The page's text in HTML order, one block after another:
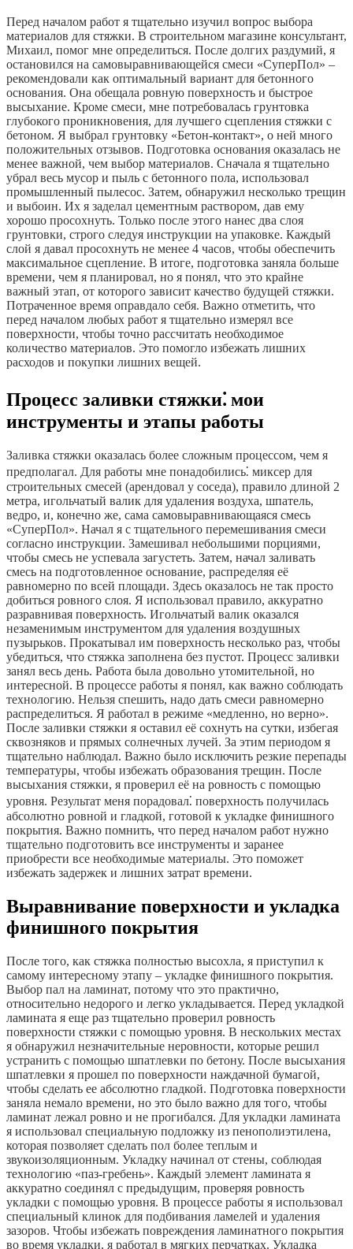
Перед началом работ я тщательно изучил вопрос выбора
материалов для стяжки. В строительном магазине консультант,
Михаил, помог мне определиться. После долгих раздумий, я
остановился на самовыравнивающейся смеси «СуперПол» –
рекомендовали как оптимальный вариант для бетонного
основания. Она обещала ровную поверхность и быстрое
высыхание. Кроме смеси, мне потребовалась грунтовка
глубокого проникновения, для лучшего сцепления стяжки с
бетоном. Я выбрал грунтовку «Бетон-контакт», о ней много
положительных отзывов. Подготовка основания оказалась не
менее важной, чем выбор материалов. Сначала я тщательно
убрал весь мусор и пыль с бетонного пола, использовал
промышленный пылесос. Затем, обнаружил несколько трещин
и выбоин. Их я заделал цементным раствором, дав ему
хорошо просохнуть. Только после этого нанес два слоя
грунтовки, строго следуя инструкции на упаковке. Каждый
слой я давал просохнуть не менее 4 часов, чтобы обеспечить
максимальное сцепление. В итоге, подготовка заняла больше
времени, чем я планировал, но я понял, что это крайне
важный этап, от которого зависит качество будущей стяжки.
Потраченное время оправдало себя. Важно отметить, что
перед началом любых работ я тщательно измерял все
поверхности, чтобы точно рассчитать необходимое
количество материалов. Это помогло избежать лишних
расходов и покупки лишних вещей.
Процесс заливки стяжки⁚ мои
инструменты и этапы работы
Заливка стяжки оказалась более сложным процессом, чем я
предполагал. Для работы мне понадобились⁚ миксер для
строительных смесей (арендовал у соседа), правило длиной 2
метра, игольчатый валик для удаления воздуха, шпатель,
ведро, и, конечно же, сама самовыравнивающаяся смесь
«СуперПол». Начал я с тщательного перемешивания смеси
согласно инструкции. Замешивал небольшими порциями,
чтобы смесь не успевала загустеть. Затем, начал заливать
смесь на подготовленное основание, распределяя её
равномерно по всей площади. Здесь оказалось не так просто
добиться ровного слоя. Я использовал правило, аккуратно
разравнивая поверхность. Игольчатый валик оказался
незаменимым инструментом для удаления воздушных
пузырьков. Прокатывал им поверхность несколько раз, чтобы
убедиться, что стяжка заполнена без пустот. Процесс заливки
занял весь день. Работа была довольно утомительной, но
интересной. В процессе работы я понял, как важно соблюдать
технологию. Нельзя спешить, надо дать смеси равномерно
распределиться. Я работал в режиме «медленно, но верно».
После заливки стяжки я оставил её сохнуть на сутки, избегая
сквозняков и прямых солнечных лучей. За этим периодом я
тщательно наблюдал. Важно было исключить резкие перепады
температуры, чтобы избежать образования трещин. После
высыхания стяжки, я проверил её на ровность с помощью
уровня. Результат меня порадовал⁚ поверхность получилась
абсолютно ровной и гладкой, готовой к укладке финишного
покрытия. Важно помнить, что перед началом работ нужно
тщательно подготовить все инструменты и заранее
приобрести все необходимые материалы. Это поможет
избежать задержек и лишних затрат времени.
Выравнивание поверхности и укладка
финишного покрытия
После того, как стяжка полностью высохла, я приступил к
самому интересному этапу – укладке финишного покрытия.
Выбор пал на ламинат, потому что это практично,
относительно недорого и легко укладывается. Перед укладкой
ламината я еще раз тщательно проверил ровность
поверхности стяжки с помощью уровня. В нескольких местах
я обнаружил незначительные неровности, которые решил
устранить с помощью шпатлевки по бетону. После высыхания
шпатлевки я прошел по поверхности наждачной бумагой,
чтобы сделать ее абсолютно гладкой. Подготовка поверхности
заняла немало времени, но это было важно для того, чтобы
ламинат лежал ровно и не прогибался. Для укладки ламината
я использовал специальную подложку из пенополиэтилена,
которая позволяет сделать пол более теплым и
звукоизоляционным. Укладку начинал от стены, соблюдая
технологию «паз-гребень». Каждый элемент ламината я
аккуратно соединял с предыдущим, проверяя ровность
укладки с помощью уровня. В процессе работы я использовал
специальный клинок для подбивания ламелей и удаления
зазоров. Чтобы избежать повреждения ламинатного покрытия
во время укладки, я работал в мягких перчатках. Укладка